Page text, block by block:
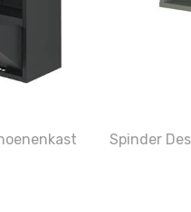
Spinder